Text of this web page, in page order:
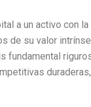
a un activo con
de su valor
fundamental